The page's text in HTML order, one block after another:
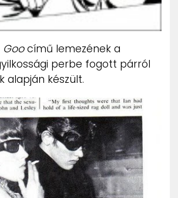
Goocímű lemezének a
perbe fogott párról
alapján készült.